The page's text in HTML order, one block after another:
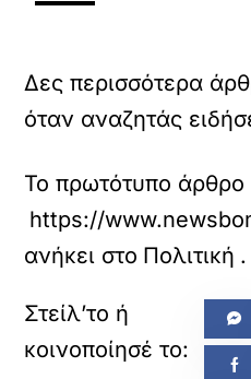
Δες περισσότερα
όταν αναζητάς
Το πρωτότυπο άρθρο
https://
ανήκει στο Πολιτική .